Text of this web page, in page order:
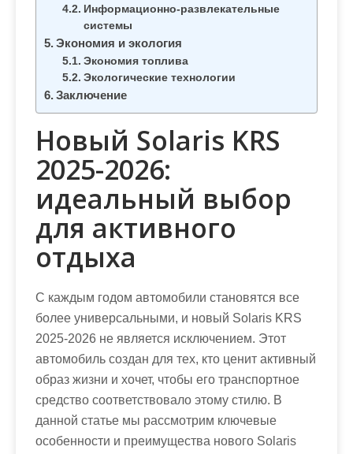
Информационно-развлекательные
системы
Экономия и экология
Экономия топлива
Экологические технологии
Заключение
Новый Solaris KRS
2025-2026:
идеальный выбор
для активного
отдыха
С каждым годом автомобили становятся все
более универсальными, и новый Solaris KRS
2025-2026 не является исключением. Этот
автомобиль создан для тех, кто ценит активный
образ жизни и хочет, чтобы его транспортное
средство соответствовало этому стилю. В
данной статье мы рассмотрим ключевые
особенности и преимущества нового Solaris